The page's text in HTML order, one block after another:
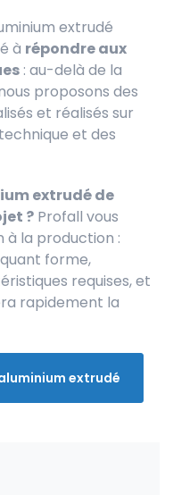
extrudé
à répondre aux
: au-delà de la
proposons des
et réalisés sur
et des
extrudé de
? Profall vous
la production :
forme,
requises, et
rapidement la
extrudé